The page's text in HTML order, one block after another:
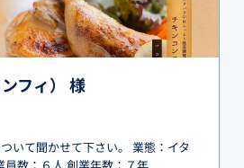
フィ） 様
いて聞かせて下さい。 業態：イタ